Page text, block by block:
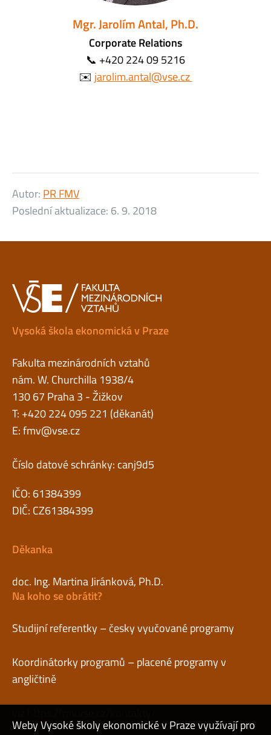
Mgr. Jarolím Antal, Ph.D.
Corporate Relations
📞 +420 224 09 5216
✉️ jarolim.antal@vse.cz
Autor: PR FMV
Poslední aktualizace: 6. 9. 2018
Vysoká škola ekonomická v Praze
Fakulta mezinárodních vztahů
nám. W. Churchilla 1938/4
130 67 Praha 3 - Žižkov
T: +420 224 095 221 (děkanát)
E:fmv@vse.cz
Číslo datové schránky: canj9d5
IČO: 61384399
DIČ: CZ61384399
Děkanka
doc. Ing. Martina Jiránková, Ph.D.
Na koho se obrátit?
Studijní referentky – česky vyučované programy
Koordinátorky programů – placené programy v
angličtině
Weby Vysoké školy ekonomické v Praze využívají pro